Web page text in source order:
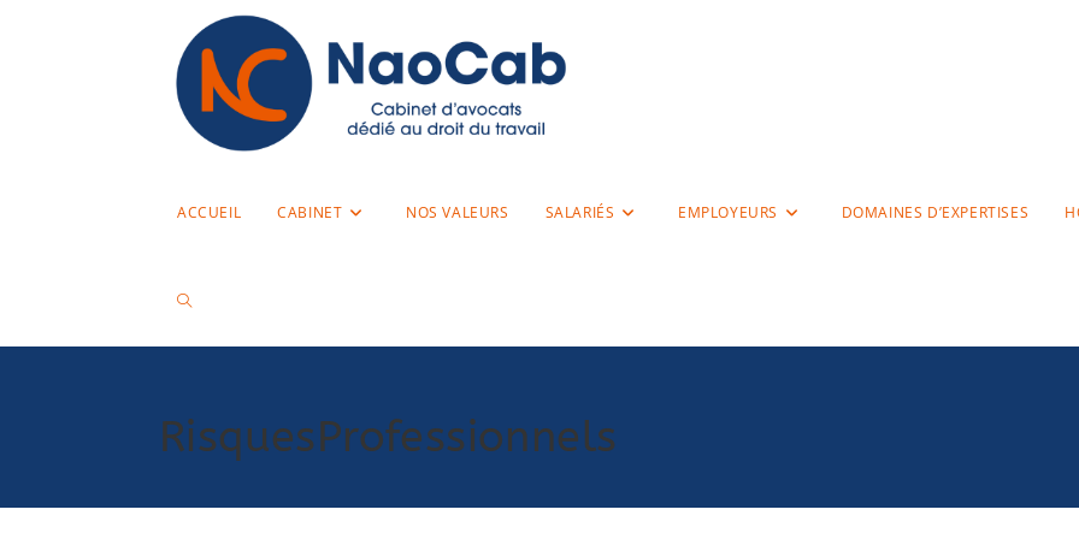
ACCUEIL CABINET NOS VALEURS SALARIÉS EMPLOYEURS DOMAINES D’EXPERTISES
RisquesProfessionnels